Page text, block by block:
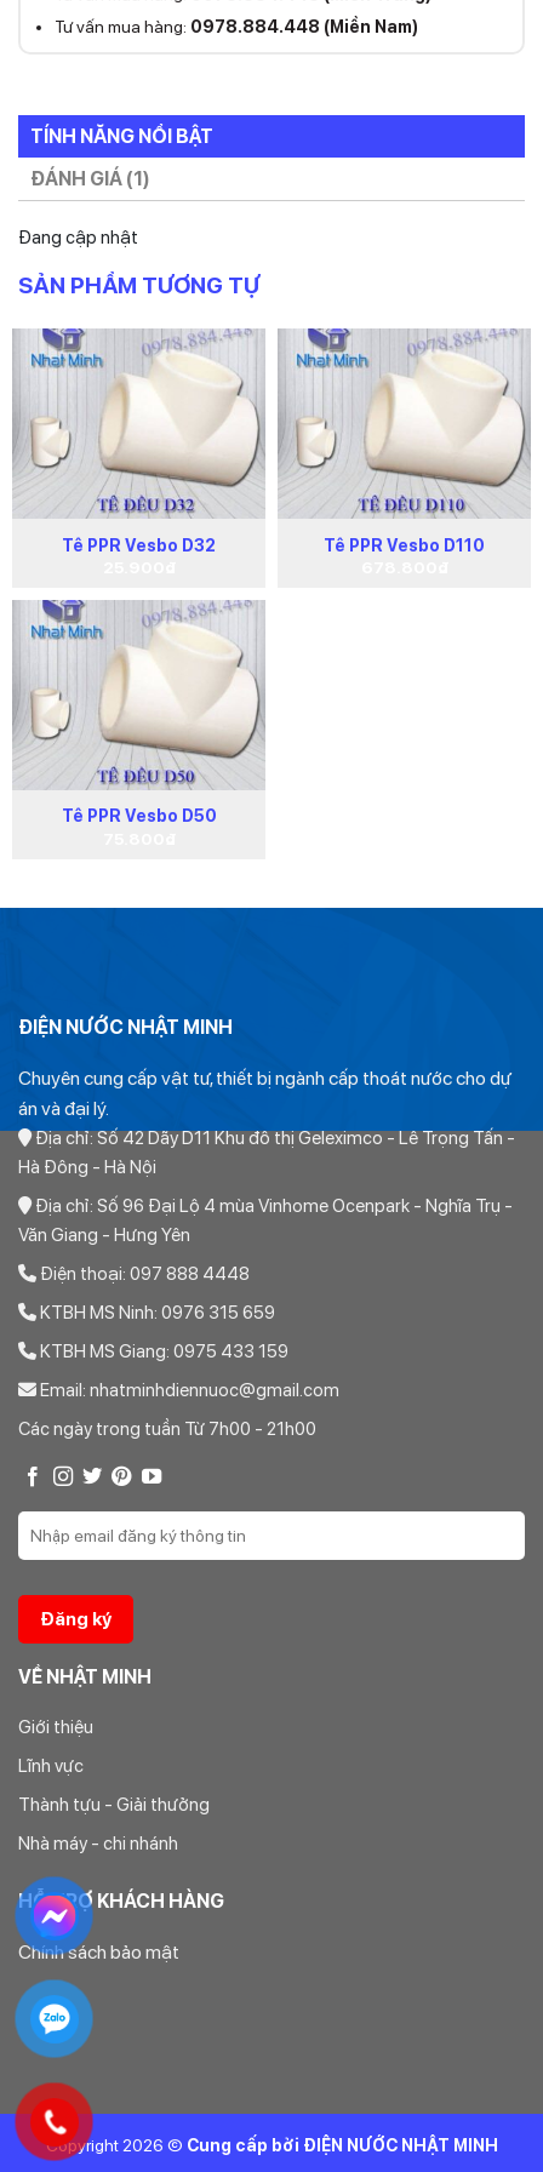
Tư vấn mua hàng: 0978.884.448 (Miền Nam)
TÍNH NĂNG NỔI BẬT
ĐÁNH GIÁ (1)
Đang cập nhật
SẢN PHẨM TƯƠNG TỰ
Tê PPR Vesbo D32
Tê PPR Vesbo D110
Tê PPR Vesbo D50
ĐIỆN NƯỚC NHẬT MINH
Chuyên cung cấp vật tư, thiết bị ngành cấp thoát nước cho dự
án và đại lý.
Địa chỉ: Số 42 Dãy D11 Khu đô thị Geleximco - Lê Trọng Tấn -
Hà Đông - Hà Nội
Địa chỉ: Số 96 Đại Lộ 4 mùa Vinhome Ocenpark - Nghĩa Trụ -
Văn Giang - Hưng Yên
Điện thoại: 097 888 4448
KTBH MS Ninh: 0976 315 659
KTBH MS Giang: 0975 433 159
Email: nhatminhdiennuoc@gmail.com
Các ngày trong tuần Từ 7h00 - 21h00
VỀ NHẬT MINH
Giới thiệu
Lĩnh vực
Thành tựu - Giải thưởng
Nhà máy - chi nhánh
HỖ TRỢ KHÁCH HÀNG
Chính sách bảo mật
Copyright 2026 © Cung cấp bởi ĐIỆN NƯỚC NHẬT MINH